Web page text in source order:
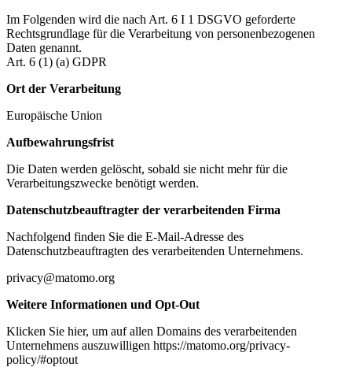
Im Folgenden wird die nach Art. 6 I 1 DSGVO geforderte
Rechtsgrundlage für die Verarbeitung von personenbezogenen
Daten genannt.
Art. 6 (1) (a) GDPR
Ort der Verarbeitung
Europäische Union
Aufbewahrungsfrist
Die Daten werden gelöscht, sobald sie nicht mehr für die
Verarbeitungszwecke benötigt werden.
Datenschutzbeauftragter der verarbeitenden Firma
Nachfolgend finden Sie die E-Mail-Adresse des
Datenschutzbeauftragten des verarbeitenden Unternehmens.
privacy@matomo.org
Weitere Informationen und Opt-Out
Klicken Sie hier, um auf allen Domains des verarbeitenden
Unternehmens auszuwilligen https://matomo.org/privacy-
policy/#optout